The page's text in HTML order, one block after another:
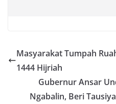
Masyarakat Tumpah
1444 Hijriah
Gubernur Ansar
Ngabalin, Beri